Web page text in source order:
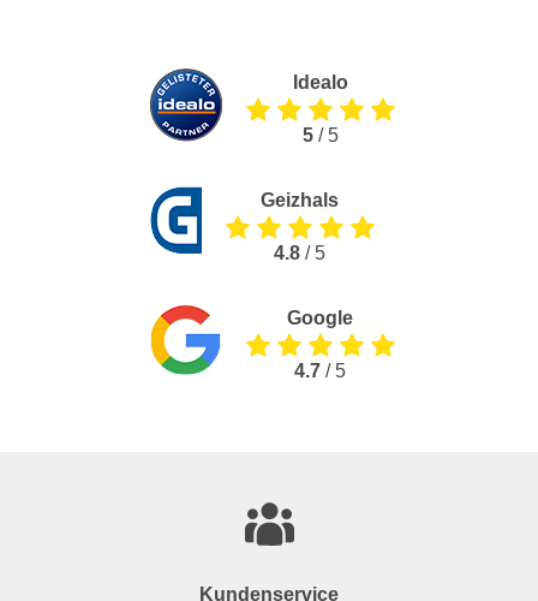
Idealo
5/ 5
Geizhals
4.8 / 5
Google
4.7 / 5
Kundenservice